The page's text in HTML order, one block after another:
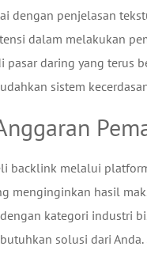
dengan penjelasan
dalam melakukan
daring yang terus
sistem
backlink melalui
menginginkan hasil
kategori industri
solusi dari